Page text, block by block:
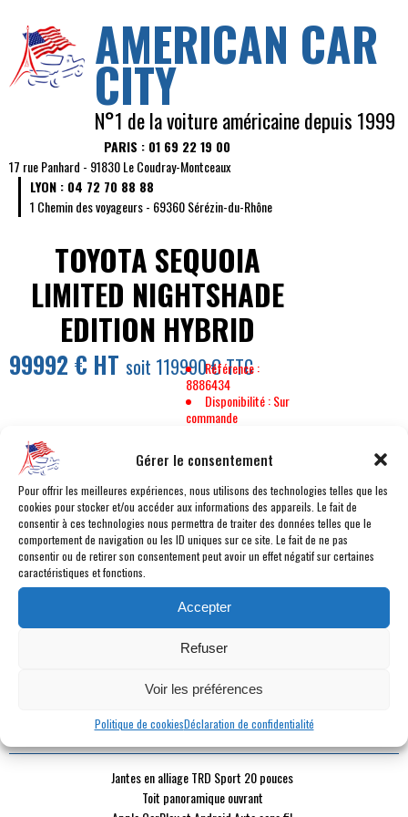
Gérer le consentement
Pour offrir les meilleures expériences, nous utilisons des technologies telles que les
cookies pour stocker et/ou accéder aux informations des appareils. Le fait de
consentir à ces technologies nous permettra de traiter des données telles que le
comportement de navigation ou les ID uniques sur ce site. Le fait de ne pas
consentir ou de retirer son consentement peut avoir un effet négatif sur certaines
caractéristiques et fonctions.
Accepter
Refuser
Voir les préférences
Politique de cookiesDéclaration de confidentialité
AMERICAN CAR
CITY
N°1 de la voiture américaine depuis 1999
PARIS : 01 69 22 19 00
17 rue Panhard - 91830 Le Coudray-Montceaux
LYON : 04 72 70 88 88
1 Chemin des voyageurs - 69360 Sérézin-du-Rhône
TOYOTA SEQUOIA
LIMITED NIGHTSHADE
EDITION HYBRID
99992 € HT soit 119990 € TTC
Référence :
8886434
Disponibilité : Sur
commande
CATÉGORIE :
CARBURANT :
Hybride
BOÎTE :Automatique 10 vitesses
MILLÉSIME :2026
KILOMÉTRAGE :500 km
COULEUR :Blanc
INTÉRIEUR :Noir
PUISSANCE DYN. :
PUISSANCE FISCALE :
20 cv fiscaux
24 mois
POINTS FORTS
Jantes en alliage TRD Sport 20 pouces
Toit panoramique ouvrant